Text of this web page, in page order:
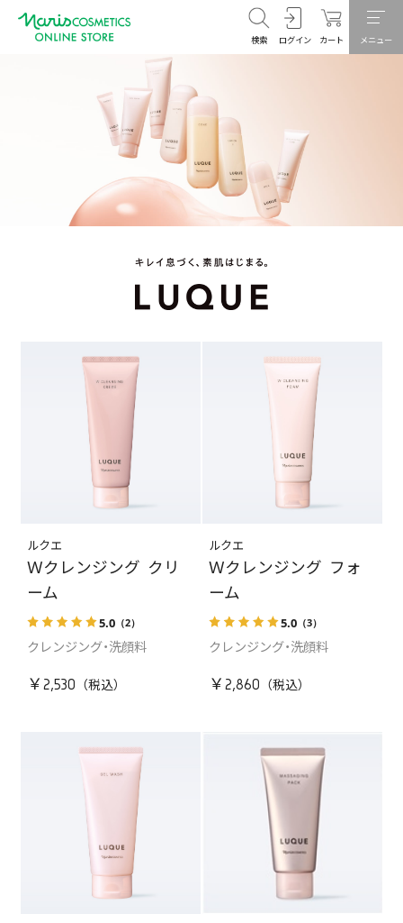
検索 ログイン カート メニュー
ルクエ
Ｗクレンジング クリ
ーム
5.0 （2）
クレンジング・洗顔料
￥2,530
ルクエ
Ｗクレンジング フォ
ーム
5.0（3）
クレンジング・洗顔料
￥2,860